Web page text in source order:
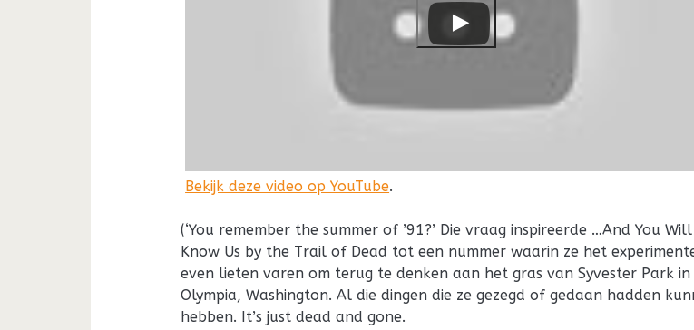
Bekijk deze video op YouTube.
(‘You remember the summer of ’91?’ Die vraag inspireerde …And You Will
Know Us by the Trail of Dead tot een nummer waarin ze het
even lieten varen om terug te denken aan het gras van Syvester Park in
Olympia, Washington. Al die dingen die ze gezegd of gedaan hadden
hebben. It’s just dead and gone.